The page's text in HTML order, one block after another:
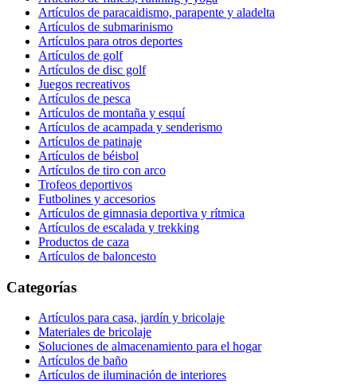
Artículos de paracaidismo, parapente y aladelta
Artículos de submarinismo
Artículos para otros deportes
Artículos de golf
Artículos de disc golf
Juegos recreativos
Artículos de pesca
Artículos de montaña y esquí
Artículos de acampada y senderismo
Artículos de patinaje
Artículos de béisbol
Artículos de tiro con arco
Trofeos deportivos
Futbolines y accesorios
Artículos de gimnasia deportiva y rítmica
Artículos de escalada y trekking
Productos de caza
Artículos de baloncesto
Categorías
Artículos para casa, jardín y bricolaje
Materiales de bricolaje
Soluciones de almacenamiento para el hogar
Artículos de baño
Artículos de iluminación de interiores